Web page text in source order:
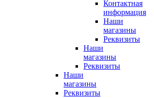
Контактная
информация
Наши
магазины
Реквизиты
Наши
магазины
Реквизиты
Наши
магазины
Реквизиты